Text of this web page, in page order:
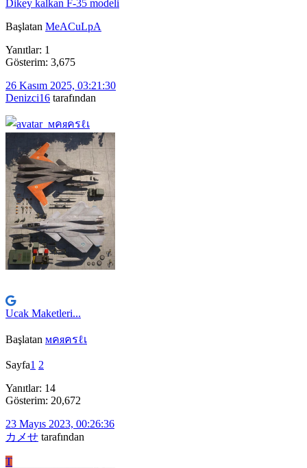
Dikey kalkan F-35 modeli
Başlatan MeACuLpA
Yanıtlar: 1
Gösterim: 3,675
26 Kasım 2025, 03:21:30
Denizci16 tarafından
Ucak Maketleri...
Başlatan мคяครℓเ
Sayfa1 2
Yanıtlar: 14
Gösterim: 20,672
23 Mayıs 2023, 00:26:36
カメせ tarafından
T